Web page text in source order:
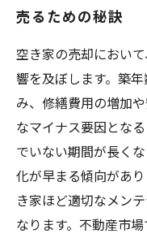
売るための秘訣
空き家の売却におい
響を及ぼします。築
み、修繕費用の増加
なマイナス要因とな
でいない期間が長く
化が早まる傾向があ
き家ほど適切なメン
なります。不動産市